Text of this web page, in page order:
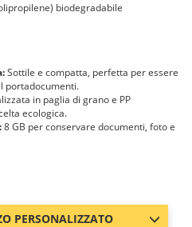
biodegradabile
Sottile e compatta, perfetta per essere
portadocumenti.
in paglia di grano e PP
ecologica.
8 GB per conservare documenti, foto e
PERSONALIZZATO